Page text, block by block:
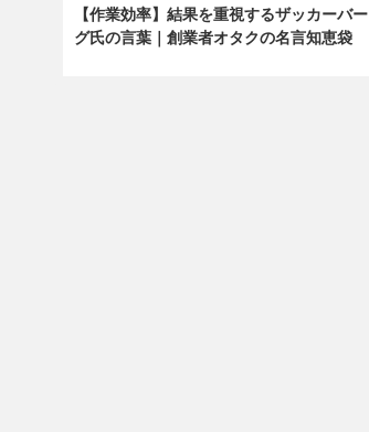
【作業効率】結果を重視するザッカーバー
グ氏の言葉｜創業者オタクの名言知恵袋